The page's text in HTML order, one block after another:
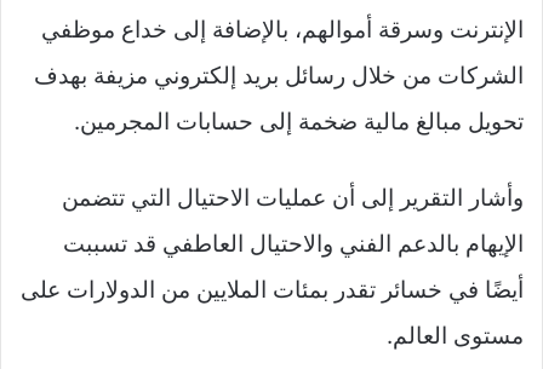
الإنترنت وسرقة أموالهم، بالإضافة إلى خداع موظفي
الشركات من خلال رسائل بريد إلكتروني مزيفة بهدف
تحويل مبالغ مالية ضخمة إلى حسابات المجرمين.
وأشار التقرير إلى أن عمليات الاحتيال التي تتضمن
الإيهام بالدعم الفني والاحتيال العاطفي قد تسببت
أيضًا في خسائر تقدر بمئات الملايين من الدولارات على
مستوى العالم.